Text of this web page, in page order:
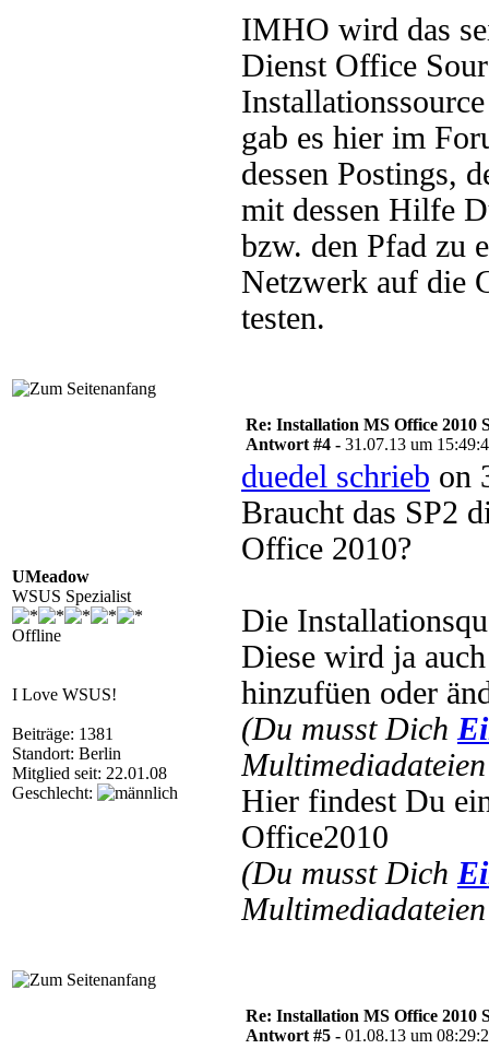
IMHO wird das
Dienst Office
gab es hier im
dessen Postings,
mit dessen Hilfe
bzw. den Pfad zu
Netzwerk auf die
testen.
UMeadow
WSUS Spezialist
Offline
I Love WSUS!
Beiträge: 1381
Standort: Berlin
Mitglied seit: 22.01.08
Geschlecht:
Re: Installation MS Office 2010
Antwort #4 - 31.07.13 um
duedel schrieb on
Braucht das SP2
Office 2010?
Die
Diese wird ja
hinzufüen oder
(Du musst Dich
Hier findest Du
Office2010
(Du musst Dich
Re: Installation MS Office 2010
Antwort #5 - 01.08.13 um